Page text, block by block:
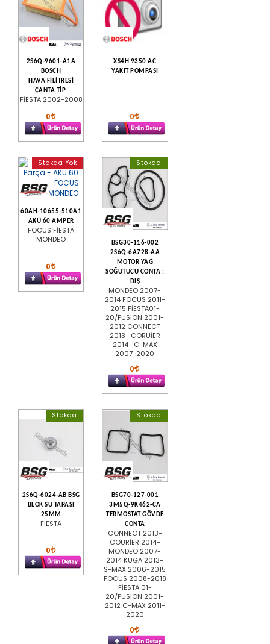
2S6Q-9601-A1A
BOSCH
HAVA FİLİTRESİ
ÇANTA TİP.
FİESTA 2002-2008
0
XS4H 9350 AC
YAKIT POMPASI
0
Stokda Yok
60AH-10655-510A1
AKÜ 60 AMPER
FOCUS FİESTA
MONDEO
0
Stokda
BSG30-116-002
2S6Q-6A728-AA
MOTOR YAĞ
SOĞUTUCU CONTA :
DIŞ
MONDEO 2007-
2014 FOCUS 2011-
2015 FİESTA01-
20/FUSİON 2001-
2012 CONNECT
2013- CORUİER
2014- C-MAX
2007-2020
0
Stokda
2S6Q-6024-AB BSG
BLOK SU TAPASI
25MM
FIESTA
0
Stokda
BSG70-127-001
3M5Q-9K462-CA
TERMOSTAT GÖVDE
CONTA
CONNECT 2013-
COURİER 2014-
MONDEO 2007-
2014 KUGA 2013-
S-MAX 2006-2015
FOCUS 2008-2018
FİESTA 01-
20/FUSİON 2001-
2012 C-MAX 2011-
2020
0